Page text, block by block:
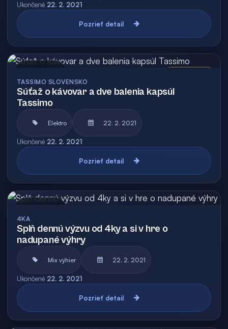
Ukončené 22. 2. 2021
Pozrieť detail
TASSIMO SLOVENSKO
Súťaž o kávovar a dve balenia kapsúl
Tassimo
Elektro 22. 2. 2021
Ukončené 22. 2. 2021
Pozrieť detail
4KA
Splň dennú výzvu od 4ky a si v hre o
nadupané výhry
Mix výhier 22. 2. 2021
Ukončené 22. 2. 2021
Pozrieť detail